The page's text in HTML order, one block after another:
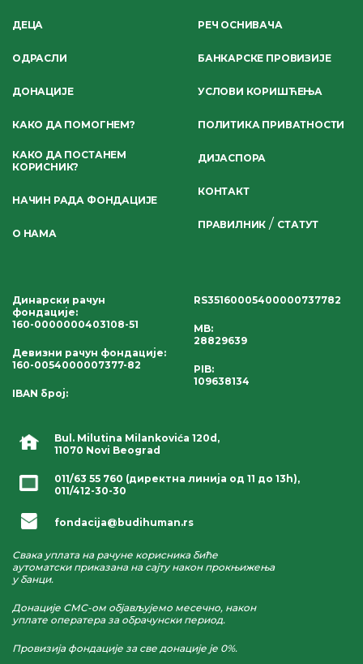
Bul. Milutina Milankovića 120d,
11070 Novi Beograd
011/63 55 760 (директна линија од 11 до 13h),
011/412-30-30
fondacija@budihuman.rs
Свака уплата на рачуне корисника биће
аутоматски приказана на сајту након прокњижења
у банци.
Донације СМС-ом објављујемо месечно, након
уплате оператера за обрачунски период.
Провизија фондације за све донације је 0%.
ДЕЦА
ОДРАСЛИ
ДОНАЦИЈЕ
КАКО ДА ПОМОГНЕМ?
КАКО ДА ПОСТАНЕМ
КОРИСНИК?
НАЧИН РАДА ФОНДАЦИЈЕ
О НАМА
РЕЧ ОСНИВАЧА
БАНКАРСКЕ ПРОВИЗИЈЕ
УСЛОВИ КОРИШЋЕЊА
ПОЛИТИКА ПРИВАТНОСТИ
ДИЈАСПОРА
КОНТАКТ
ПРАВИЛНИК / СТАТУТ
Динарски рачун
фондације:
160-0000000403108-51
Девизни рачун фондације:
160-0054000007377-82
IBAN број:
RS35160005400000737782
MB:
28829639
PIB:
109638134